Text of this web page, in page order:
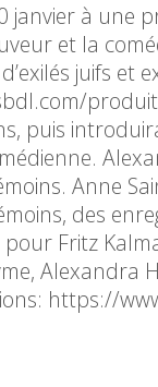
à une
et la
juifs et
puis
Anne
des
Fritz
https://